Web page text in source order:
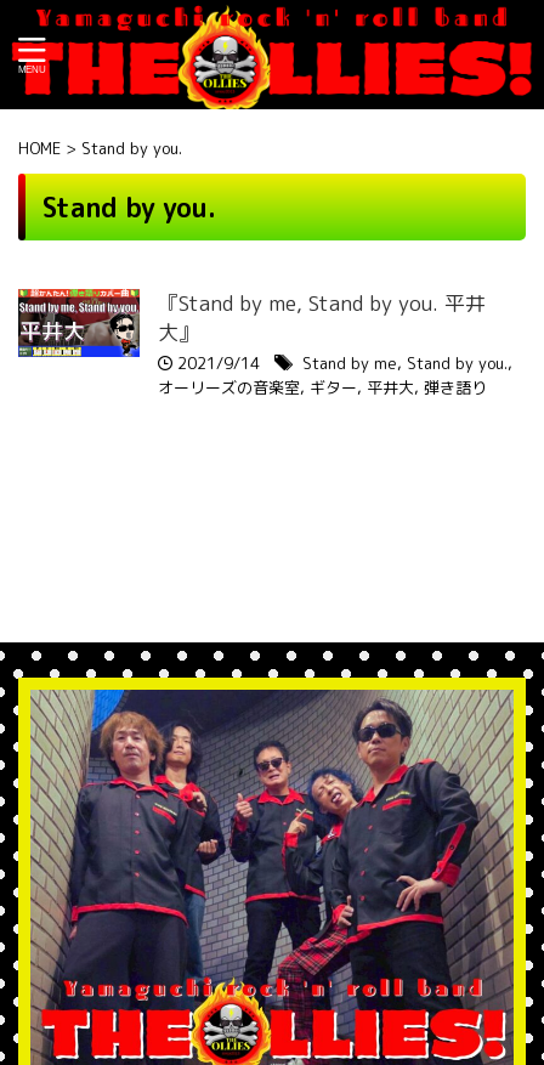
HOME > Stand by you.
Stand by you.
『Stand by me, Stand by you. 平井
大』
2021/9/14 Stand by me, Stand by you.,
オーリーズの音楽室, ギター, 平井大, 弾き語り